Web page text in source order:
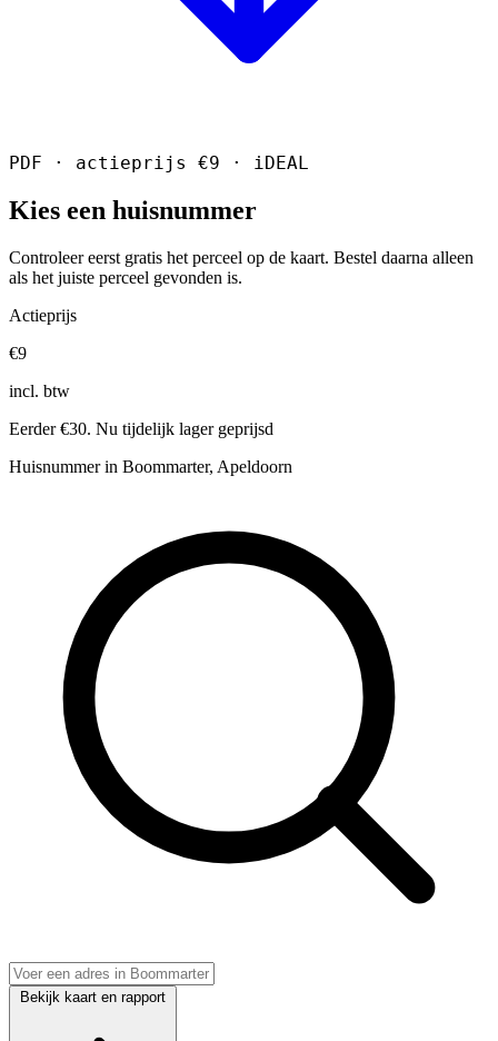
PDF · actieprijs €9 · iDEAL
Kies een huisnummer
Controleer eerst gratis het perceel op de kaart. Bestel daarna alleen
als het juiste perceel gevonden is.
Actieprijs
€9
incl. btw
Eerder €30. Nu tijdelijk lager geprijsd
Huisnummer in Boommarter, Apeldoorn
Bekijk kaart en rapport